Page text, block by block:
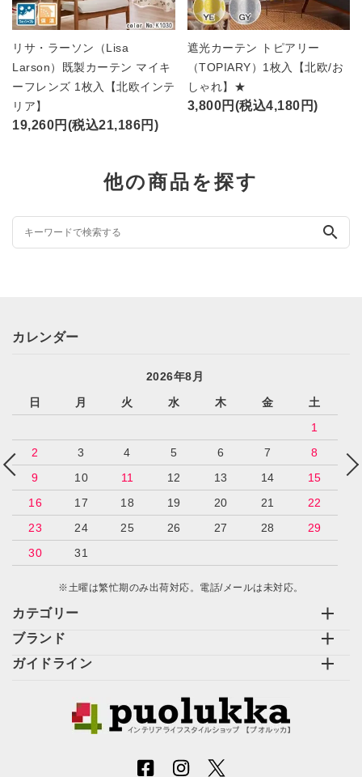
リサ・ラーソン（Lisa
Larson）既製カーテン マイキ
ーフレンズ 1枚入【北欧インテ
リア】
19,260円(税込21,186円)
遮光カーテン トピアリー
（TOPIARY）1枚入【北欧/お
しゃれ】★
3,800円(税込4,180円)
他の商品を探す
search
カテゴリー
ブランド
ガイドライン
カレンダー
2026年8月
日
月 火 水 木 金
土
1
2
3 4 5 6 7
8
9
10 11 12 13 14
15
16
17 18 19 20 21
22
23
24 25 26 27 28
29
30
31
※土曜は繁忙期のみ出荷対応。電話/メールは未対応。